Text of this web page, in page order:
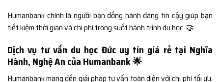
Humanbank chính là người bạn đồng hành đáng tin cậy giúp bạn
tiết kiệm thời gian và chi phí trong suốt hành trình du học. 🤝
Dịch vụ tư vấn du học Đức uy tín giá rẻ tại Nghĩa
Hành, Nghệ An của Humanbank 🌟
Humanbank mang đến giải pháp tư vấn toàn diện với chi phí tối ưu,